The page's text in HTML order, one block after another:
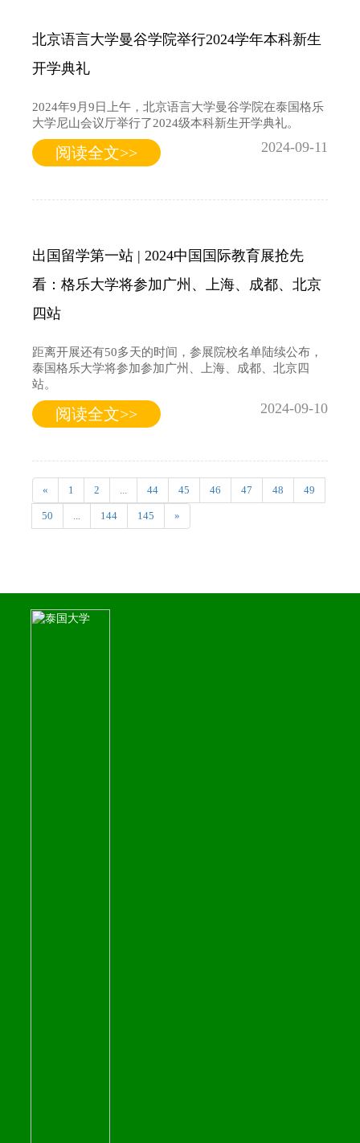
北京语言大学曼谷学院举行2024学年本科新生
开学典礼
2024年9月9日上午，北京语言大学曼谷学院在泰国格乐
大学尼山会议厅举行了2024级本科新生开学典礼。
阅读全文>> 2024-09-11
出国留学第一站 | 2024中国国际教育展抢先
看：格乐大学将参加广州、上海、成都、北京
四站
距离开展还有50多天的时间，参展院校名单陆续公布，
泰国格乐大学将参加参加广州、上海、成都、北京四
站。
阅读全文>> 2024-09-10
« 1 2 44 45 46 47 48 49
50 144 145 »